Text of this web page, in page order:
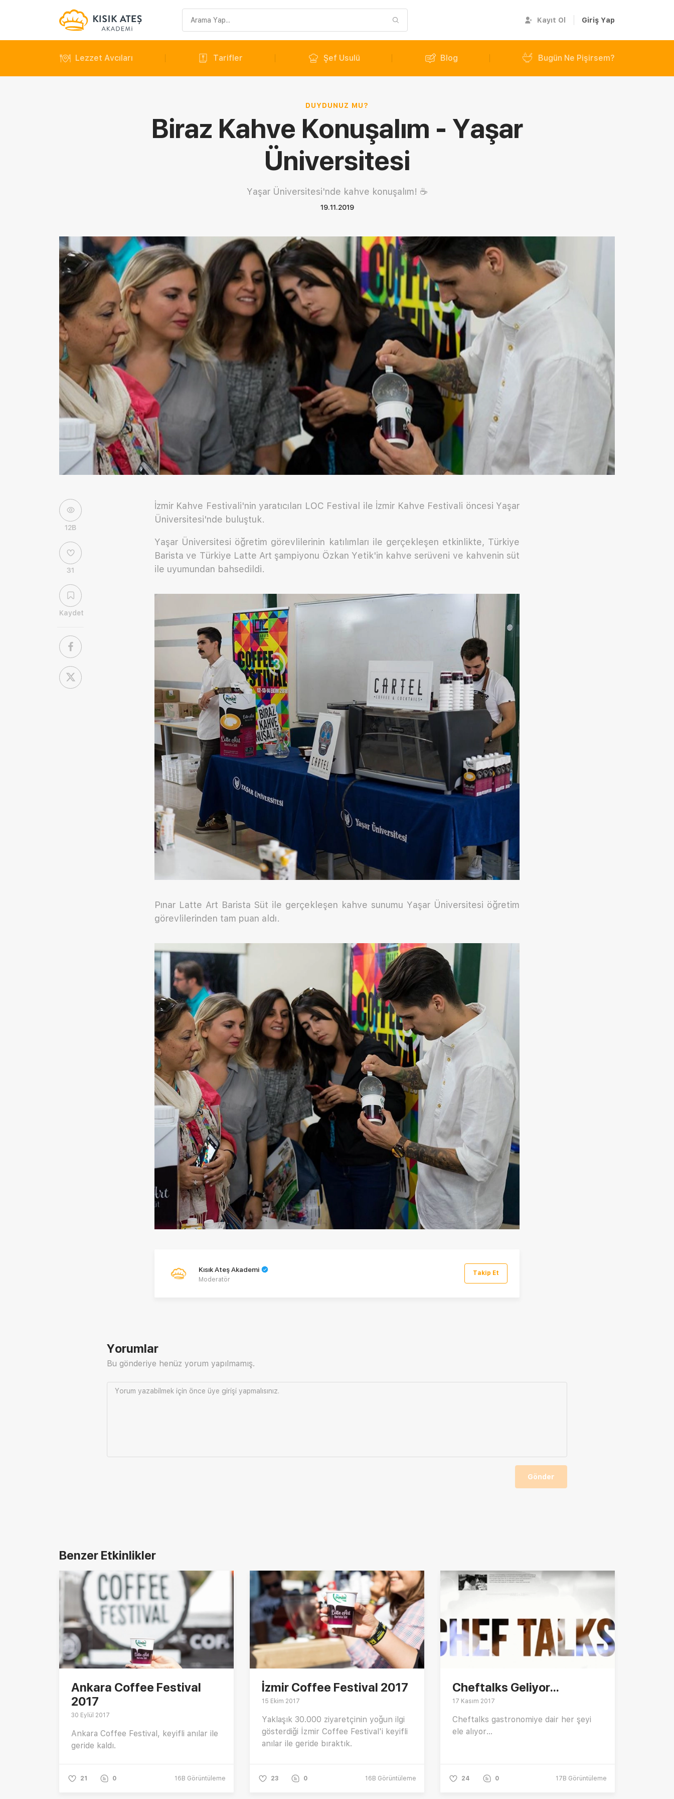
sorgusu
Kayıt Ol Giriş Yap
Lezzet Avcıları Tarifler Şef Usulü Blog Bugün Ne Pişirsem?
DUYDUNUZ MU?
Biraz Kahve Konuşalım - Yaşar
Üniversitesi
Yaşar Üniversitesi'nde kahve konuşalım! ☕
19.11.2019
12B
31
Kaydet
İzmir Kahve Festivali'nin yaratıcıları LOC Festival ile İzmir Kahve Festivali öncesi Yaşar
Üniversitesi'nde buluştuk.
Yaşar Üniversitesi öğretim görevlilerinin katılımları ile gerçekleşen etkinlikte, Türkiye
Barista ve Türkiye Latte Art şampiyonu Özkan Yetik'in kahve serüveni ve kahvenin süt
ile uyumundan bahsedildi.
Pınar Latte Art Barista Süt ile gerçekleşen kahve sunumu Yaşar Üniversitesi öğretim
görevlilerinden tam puan aldı.
Kısık Ateş Akademi
Moderatör
Takip Et
Yorumlar
Bu gönderiye henüz yorum yapılmamış.
Yorum yazabilmek için önce üye girişi yapmalısınız.
Gönder
Benzer Etkinlikler
Ankara Coffee Festival
2017
30 Eylül 2017
Ankara Coffee Festival, keyifli anılar ile
geride kaldı.
21 0 16B Görüntüleme
İzmir Coffee Festival 2017
15 Ekim 2017
Yaklaşık 30.000 ziyaretçinin yoğun ilgi
gösterdiği İzmir Coffee Festival'i keyifli
anılar ile geride bıraktık.
23 0 16B Görüntüleme
Cheftalks Geliyor...
17 Kasım 2017
Cheftalks gastronomiye dair her şeyi
ele alıyor...
24 0 17B Görüntüleme